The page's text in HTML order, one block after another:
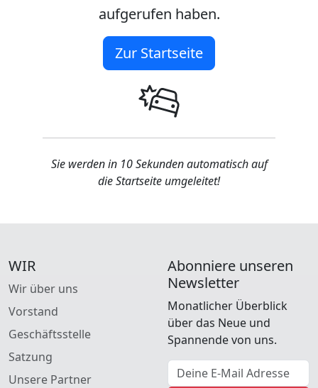
aufgerufen haben.
Zur Startseite
Sie werden in 10 Sekunden automatisch auf
die Startseite umgeleitet!
WIR
Wir über uns
Vorstand
Geschäftsstelle
Satzung
Unsere Partner
Abonniere unseren
Newsletter
Monatlicher Überblick
über das Neue und
Spannende von uns.
E-Mail Adresse